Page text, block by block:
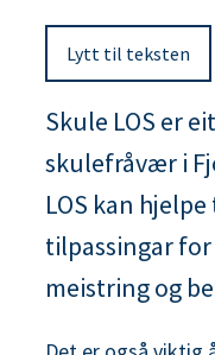
o
m
m
u
n
e
Lytt til teksten
Skule LOS er
skulefråvær i
LOS kan
tilpassingar
meistring og